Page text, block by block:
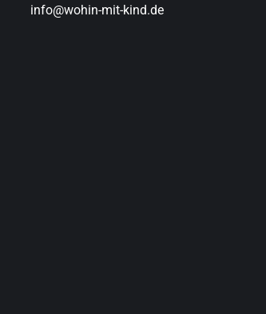
info@wohin-mit-kind.de